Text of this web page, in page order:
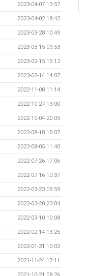
2023-04-07 13:57
2023-04-02 18:42
2023-03-28 10:49
2023-03-15 09:53
2023-02-15 15:12
2023-02-14 14:07
2022-11-08 11:14
2022-10-27 13:00
2022-10-04 20:05
2022-08-18 15:07
2022-08-05 11:40
2022-07-26 17:06
2022-07-16 10:37
2022-03-23 09:59
2022-03-20 23:04
2022-03-10 10:08
2022-02-14 13:25
2022-01-31 10:02
2021-11-24 17:11